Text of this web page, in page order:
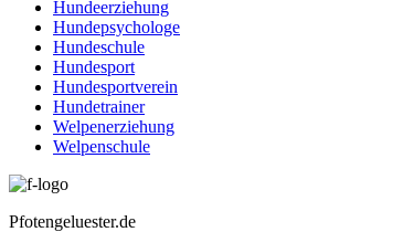
Hundeerziehung
Hundepsychologe
Hundeschule
Hundesport
Hundesportverein
Hundetrainer
Welpenerziehung
Welpenschule
Pfotengeluester.de